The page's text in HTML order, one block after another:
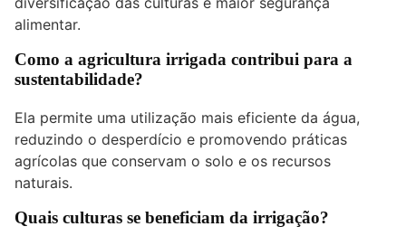
alimentar.
Como a agricultura irrigada contribui para a
sustentabilidade?
Ela permite uma utilização mais eficiente da água,
reduzindo o desperdício e promovendo práticas
agrícolas que conservam o solo e os recursos
naturais.
Quais culturas se beneficiam da irrigação?